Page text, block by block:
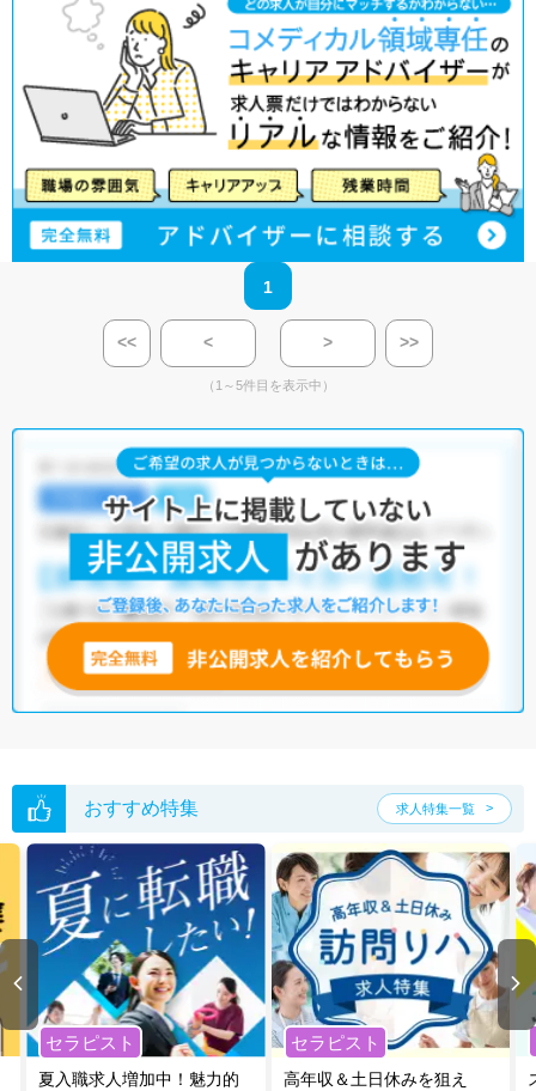
1
<< < > >>
（1～5件目を表示中）
おすすめ特集 求人特集一覧
セラピスト
夏入職求人増加中！魅力的
セラピスト
高年収＆土日休みを狙え